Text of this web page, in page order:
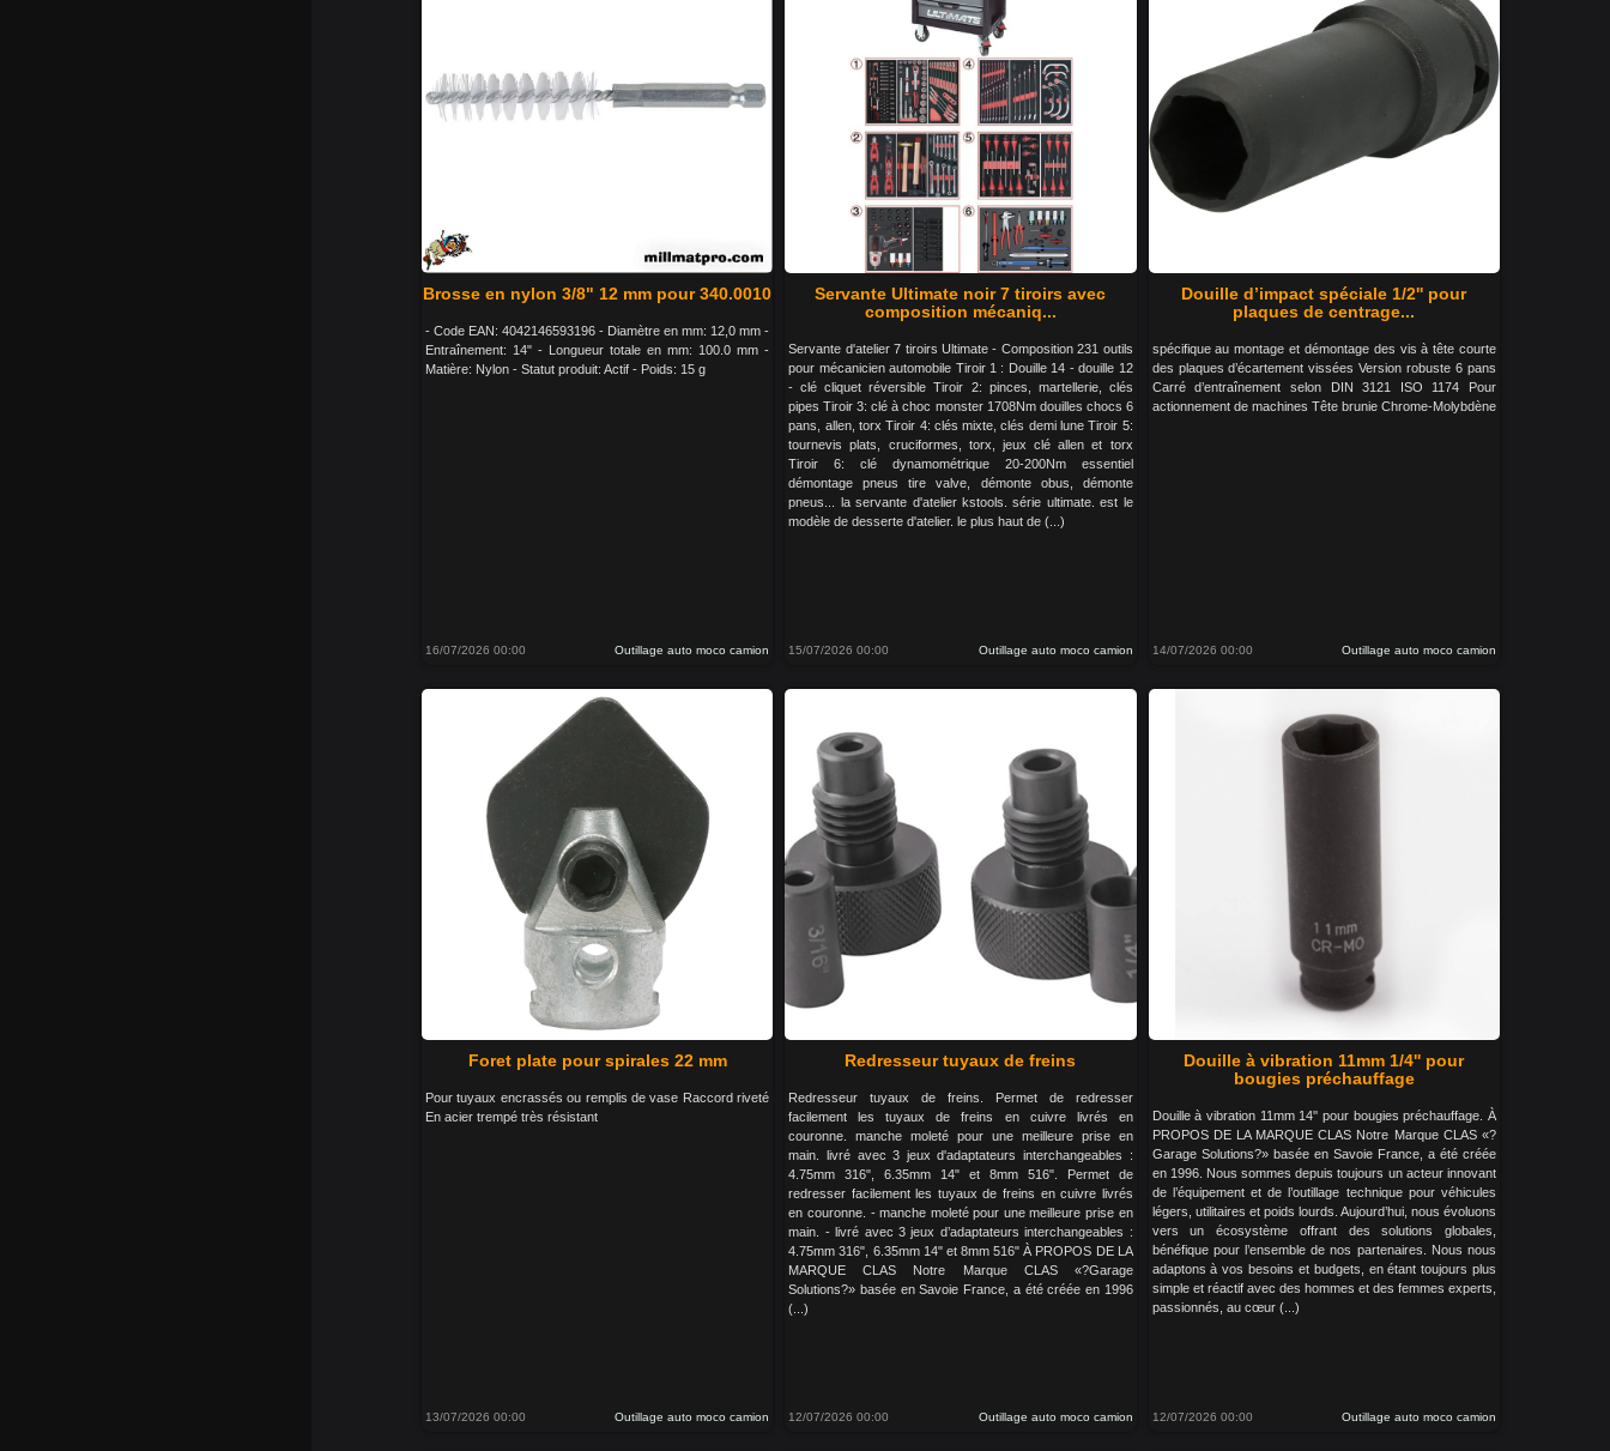
Brosse en nylon 3/8" 12 mm pour 340.0010
- Code EAN: 4042146593196 - Diamètre en mm: 12,0 mm -
Entraînement: 14" - Longueur totale en mm: 100.0 mm -
Matière: Nylon - Statut produit: Actif - Poids: 15 g
16/07/2026 00:00 Outillage auto moco camion
Servante Ultimate noir 7 tiroirs avec
composition mécaniq...
Servante d'atelier 7 tiroirs Ultimate - Composition 231 outils
pour mécanicien automobile Tiroir 1 : Douille 14 - douille 12
- clé cliquet réversible Tiroir 2: pinces, martellerie, clés
pipes Tiroir 3: clé à choc monster 1708Nm douilles chocs 6
pans, allen, torx Tiroir 4: clés mixte, clés demi lune Tiroir 5:
tournevis plats, cruciformes, torx, jeux clé allen et torx
Tiroir 6: clé dynamométrique 20-200Nm essentiel
démontage pneus tire valve, démonte obus, démonte
pneus... la servante d'atelier kstools. série ultimate. est le
modèle de desserte d'atelier. le plus haut de (...)
15/07/2026 00:00 Outillage auto moco camion
Douille d’impact spéciale 1/2'' pour
plaques de centrage...
spécifique au montage et démontage des vis à tête courte
des plaques d’écartement vissées Version robuste 6 pans
Carré d’entraînement selon DIN 3121 ISO 1174 Pour
actionnement de machines Tête brunie Chrome-Molybdène
14/07/2026 00:00 Outillage auto moco camion
Foret plate pour spirales 22 mm
Pour tuyaux encrassés ou remplis de vase Raccord riveté
En acier trempé très résistant
13/07/2026 00:00 Outillage auto moco camion
Redresseur tuyaux de freins
Redresseur tuyaux de freins. Permet de redresser
facilement les tuyaux de freins en cuivre livrés en
couronne. manche moleté pour une meilleure prise en
main. livré avec 3 jeux d'adaptateurs interchangeables :
4.75mm 316", 6.35mm 14" et 8mm 516". Permet de
redresser facilement les tuyaux de freins en cuivre livrés
en couronne. - manche moleté pour une meilleure prise en
main. - livré avec 3 jeux d’adaptateurs interchangeables :
4.75mm 316", 6.35mm 14" et 8mm 516" À PROPOS DE LA
MARQUE CLAS Notre Marque CLAS «?Garage
Solutions?» basée en Savoie France, a été créée en 1996
(...)
12/07/2026 00:00 Outillage auto moco camion
Douille à vibration 11mm 1/4'' pour
bougies préchauffage
Douille à vibration 11mm 14'' pour bougies préchauffage. À
PROPOS DE LA MARQUE CLAS Notre Marque CLAS «?
Garage Solutions?» basée en Savoie France, a été créée
en 1996. Nous sommes depuis toujours un acteur innovant
de l’équipement et de l’outillage technique pour véhicules
légers, utilitaires et poids lourds. Aujourd’hui, nous évoluons
vers un écosystème offrant des solutions globales,
bénéfique pour l’ensemble de nos partenaires. Nous nous
adaptons à vos besoins et budgets, en étant toujours plus
simple et réactif avec des hommes et des femmes experts,
passionnés, au cœur (...)
12/07/2026 00:00 Outillage auto moco camion